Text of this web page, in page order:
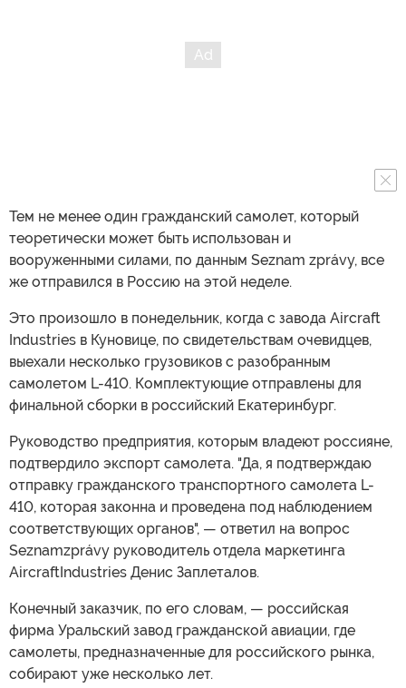
Тем не менее один гражданский самолет, который
теоретически может быть использован и
вооруженными силами, по данным Seznam zprávy, все
же отправился в Россию на этой неделе.
Это произошло в понедельник, когда с завода Aircraft
Industries в Куновице, по свидетельствам очевидцев,
выехали несколько грузовиков с разобранным
самолетом L-410. Комплектующие отправлены для
финальной сборки в российский Екатеринбург.
Руководство предприятия, которым владеют россияне,
подтвердило экспорт самолета. "Да, я подтверждаю
отправку гражданского транспортного самолета L-
410, которая законна и проведена под наблюдением
соответствующих органов", — ответил на вопрос
Seznamzprávy руководитель отдела маркетинга
AircraftIndustries Денис Заплеталов.
Конечный заказчик, по его словам, — российская
фирма Уральский завод гражданской авиации, где
самолеты, предназначенные для российского рынка,
собирают уже несколько лет.